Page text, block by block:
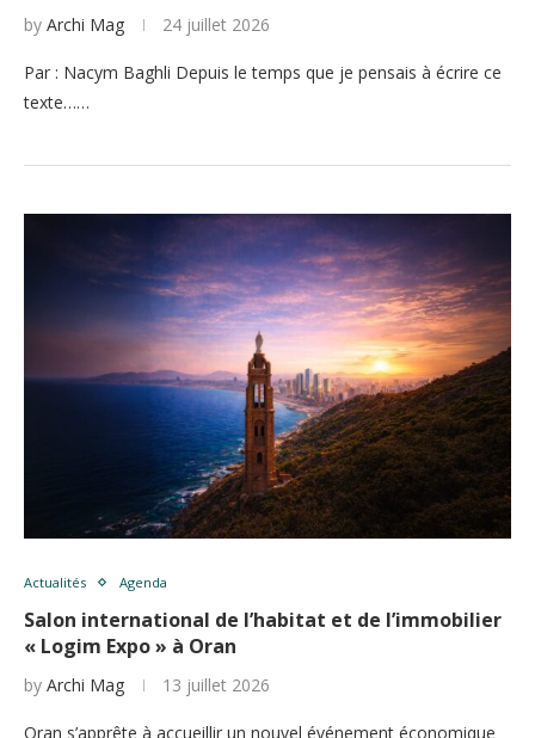
by Archi Mag 24 juillet 2026
Par : Nacym Baghli Depuis le temps que je pensais à écrire ce
texte……
Actualités Agenda
Salon international de l’habitat et de l’immobilier
« Logim Expo » à Oran
by Archi Mag 13 juillet 2026
Oran s’apprête à accueillir un nouvel événement économique